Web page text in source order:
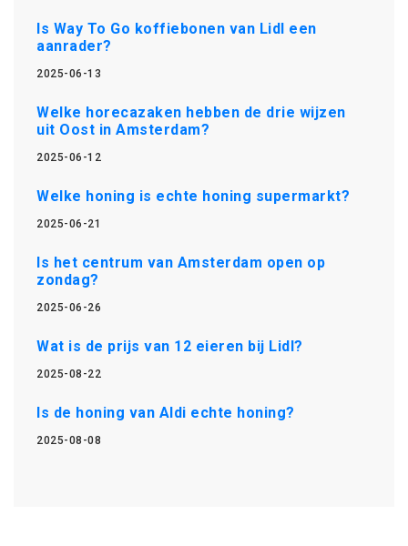
Is Way To Go koffiebonen van Lidl een
aanrader?
2025-06-13
Welke horecazaken hebben de drie wijzen
uit Oost in Amsterdam?
2025-06-12
Welke honing is echte honing supermarkt?
2025-06-21
Is het centrum van Amsterdam open op
zondag?
2025-06-26
Wat is de prijs van 12 eieren bij Lidl?
2025-08-22
Is de honing van Aldi echte honing?
2025-08-08